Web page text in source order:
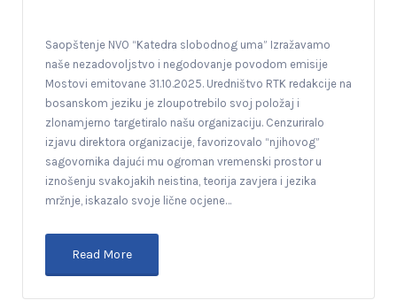
Saopštenje NVO “Katedra slobodnog uma” Izražavamo
naše nezadovoljstvo i negodovanje povodom emisije
Mostovi emitovane 31.10.2025. Uredništvo RTK redakcije na
bosanskom jeziku je zloupotrebilo svoj položaj i
zlonamjerno targetiralo našu organizaciju. Cenzuriralo
izjavu direktora organizacije, favorizovalo “njihovog”
sagovornika dajući mu ogroman vremenski prostor u
iznošenju svakojakih neistina, teorija zavjera i jezika
mržnje, iskazalo svoje lične ocjene…
Read More